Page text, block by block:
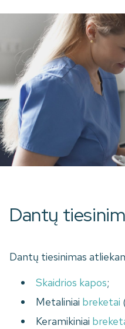
Dantų
Dantų tiesinimas
Skaidrios kapos;
Metaliniai breketai
Keramikiniai